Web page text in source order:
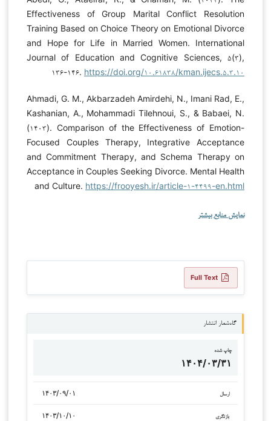
Effectiveness of Group Marital Conflict Resolution
Training Based on Choice Theory on Emotional Divorce
and Hope for Life in Married Women. International
Journal of Education and Cognitive Sciences, ۵(۳),
۱۳۶-۱۴۶. https://doi.org/۱۰.۶۱۸۳۸/kman.ijecs.۵.۳.۱۰
Ahmadi, G. M., Akbarzadeh Amirdehi, N., Imani Rad, E.,
Kashanian, A., Mohammadi Tilehnoui, S., & Babaei, N.
(۱۴۰۳). Comparison of the Effectiveness of Emotion-
Focused Couples Therapy, Integrative Acceptance
and Commitment Therapy, and Schema Therapy on
Acceptance in Couples Seeking Divorce. Mental Health
and Culture. https://frooyesh.ir/article-۱-۴۴۹۹-en.html
نمایش منابع بیشتر
Full Text
گاه‌شمار انتشار
چاپ شده
۱۴۰۴/۰۳/۳۱
ارسال ۱۴۰۳/۰۹/۰۱
بازنگری ۱۴۰۳/۱۰/۱۰